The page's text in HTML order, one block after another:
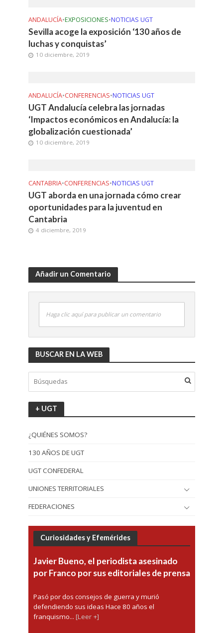
ANDALUCÍA•EXPOSICIONES•NOTICIAS UGT
Sevilla acoge la exposición ‘130 años de
luchas y conquistas’
10 diciembre, 2019
ANDALUCÍA•CONFERENCIAS•NOTICIAS UGT
UGT Andalucía celebra las jornadas
‘Impactos económicos en Andalucía: la
globalización cuestionada’
10 diciembre, 2019
CANTABRIA•CONFERENCIAS•NOTICIAS UGT
UGT aborda en una jornada cómo crear
oportunidades para la juventud en
Cantabria
4 diciembre, 2019
Añadir un Comentario
Haga clic aquí para publicar un comentario
BUSCAR EN LA WEB
+ UGT
¿QUIÉNES SOMOS?
130 AÑOS DE UGT
UGT CONFEDERAL
UNIONES TERRITORIALES
FEDERACIONES
Curiosidades y Efemérides
Javier Bueno, el periodista asesinado
por Franco por sus editoriales de prensa
Pasó por dos consejos de guerra y murió
defendiendo sus ideas Hace 80 años el
franquismo... [Leer +]